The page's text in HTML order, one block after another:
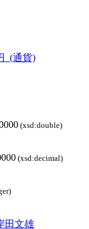
_(通貨)
(xsd:double)
(xsd:decimal)
田文雄